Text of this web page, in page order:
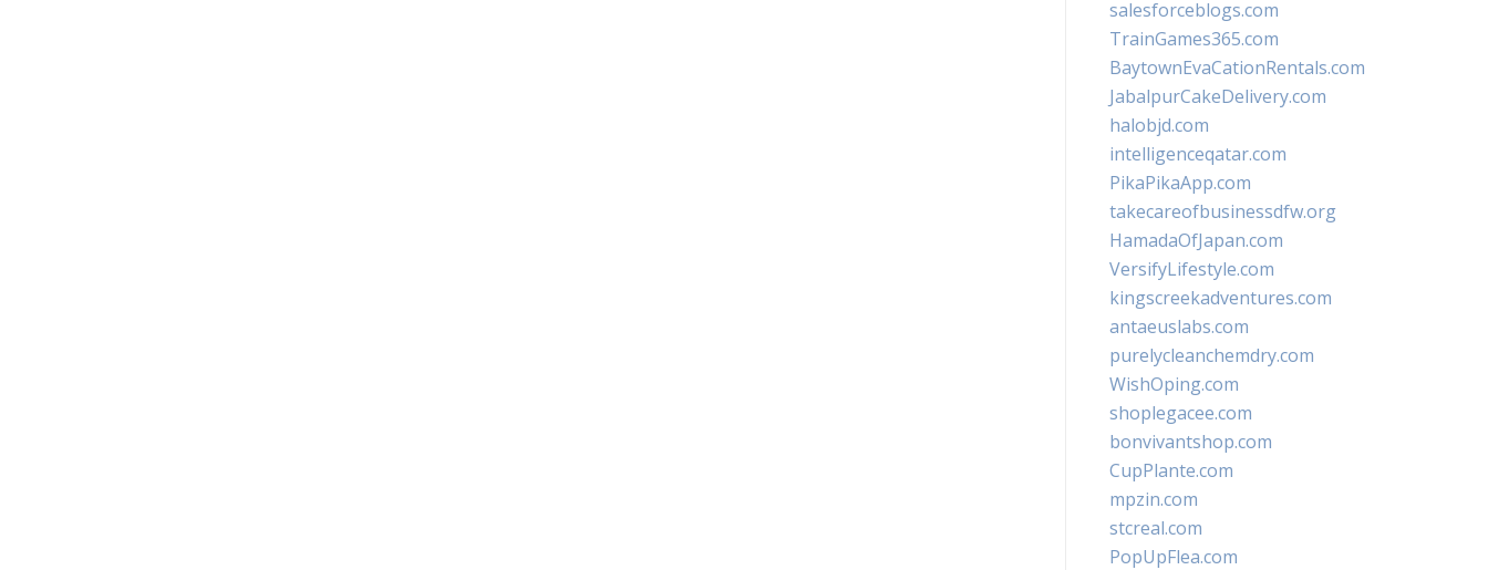
salesforceblogs.com
TrainGames365.com
BaytownEvaCationRentals.com
JabalpurCakeDelivery.com
halobjd.com
intelligenceqatar.com
PikaPikaApp.com
takecareofbusinessdfw.org
HamadaOfJapan.com
VersifyLifestyle.com
kingscreekadventures.com
antaeuslabs.com
purelycleanchemdry.com
WishOping.com
shoplegacee.com
bonvivantshop.com
CupPlante.com
mpzin.com
stcreal.com
PopUpFlea.com